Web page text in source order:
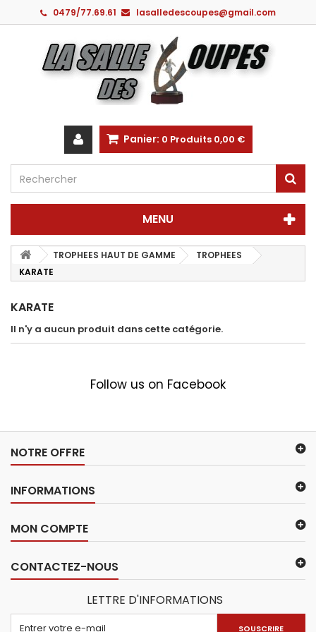
0479/77.69.61 lasalledescoupes@gmail.com
Panier: 0 Produits 0,00 €
MENU
TROPHEES HAUT DE GAMME
TROPHEES
KARATE
KARATE
Il n'y a aucun produit dans cette catégorie.
Follow us on Facebook
NOTRE OFFRE
INFORMATIONS
MON COMPTE
CONTACTEZ-NOUS
LETTRE D'INFORMATIONS
SOUSCRIRE